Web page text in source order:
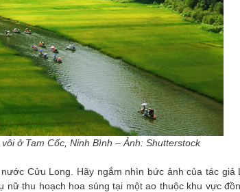
ở Tam Cốc, Ninh Bình – Ảnh: Shutterstock
Cửu Long. Hãy ngắm nhìn bức ảnh của tác giả
thu hoạch hoa súng tại một ao thuộc khu vực